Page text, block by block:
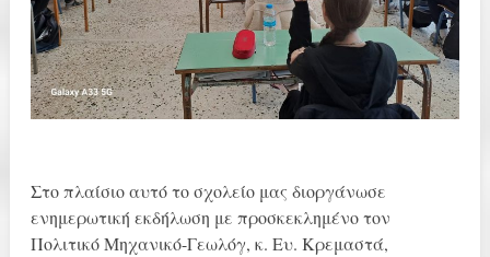
Στο πλαίσιο αυτό το σχολείο μας διοργάνωσε
ενημερωτική εκδήλωση με προσκεκλημένο τον
Πολιτικό Μηχανικό-Γεωλόγ, κ. Ευ. Κρεμαστά,